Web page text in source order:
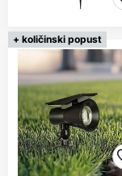
+ količinski popust